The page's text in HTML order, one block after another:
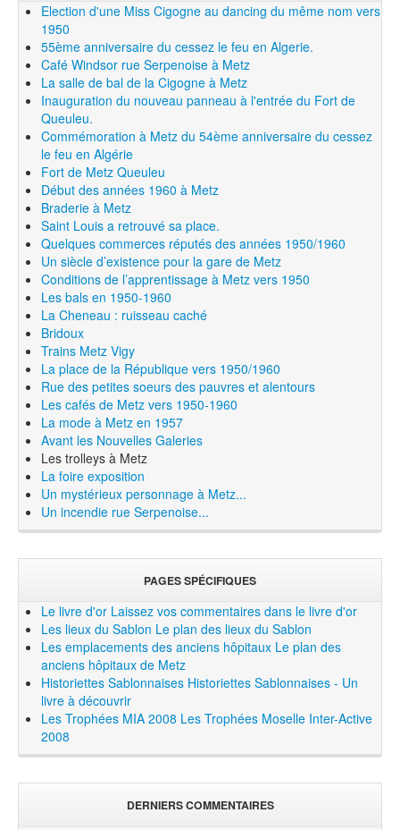
Election d'une Miss Cigogne au dancing du même nom vers
1950
55ème anniversaire du cessez le feu en Algerie.
Café Windsor rue Serpenoise à Metz
La salle de bal de la Cigogne à Metz
Inauguration du nouveau panneau à l'entrée du Fort de
Queuleu.
Commémoration à Metz du 54ème anniversaire du cessez
le feu en Algérie
Fort de Metz Queuleu
Début des années 1960 à Metz
Braderie à Metz
Saint Louis a retrouvé sa place.
Quelques commerces réputés des années 1950/1960
Un siècle d’existence pour la gare de Metz
Conditions de l’apprentissage à Metz vers 1950
Les bals en 1950-1960
La Cheneau : ruisseau caché
Bridoux
Trains Metz Vigy
La place de la République vers 1950/1960
Rue des petites soeurs des pauvres et alentours
Les cafés de Metz vers 1950-1960
La mode à Metz en 1957
Avant les Nouvelles Galeries
Les trolleys à Metz
La foire exposition
Un mystérieux personnage à Metz...
Un incendie rue Serpenoise...
PAGES SPÉCIFIQUES
Le livre d'or Laissez vos commentaires dans le livre d'or
Les lieux du Sablon Le plan des lieux du Sablon
Les emplacements des anciens hôpitaux Le plan des
anciens hôpitaux de Metz
Historiettes Sablonnaises Historiettes Sablonnaises - Un
livre à découvrir
Les Trophées MIA 2008 Les Trophées Moselle Inter-Active
2008
DERNIERS COMMENTAIRES